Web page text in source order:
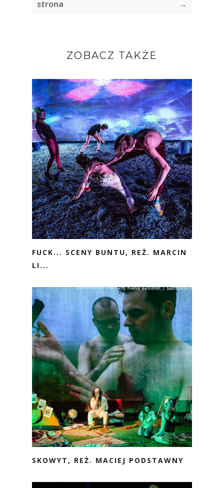
strona
→
ZOBACZ TAKŻE
FUCK... SCENY BUNTU, REŻ. MARCIN
LI...
SKOWYT, REŻ. MACIEJ PODSTAWNY